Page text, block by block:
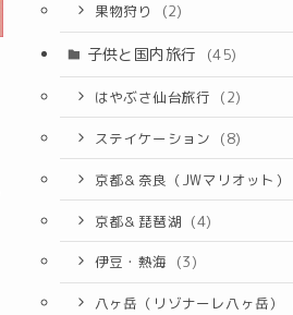
果物狩り (2)
子供と国内旅行 (45)
はやぶさ仙台旅行 (2)
ステイケーション (8)
京都＆奈良（JWマリオット）
京都＆琵琶湖 (4)
伊豆・熱海 (3)
八ヶ岳（リゾナーレ八ヶ岳）